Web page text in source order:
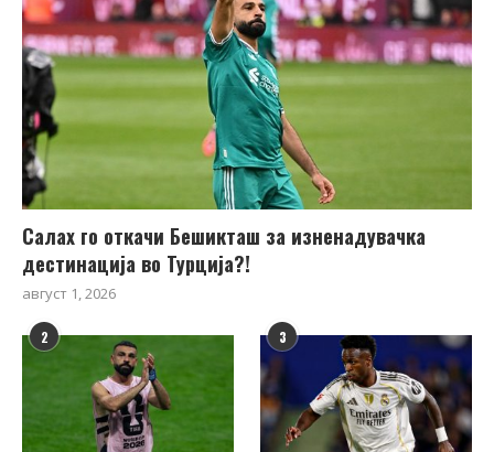
Салах го откачи Бешикташ за изненадувачка
дестинација во Турција?!
август 1, 2026
2 3